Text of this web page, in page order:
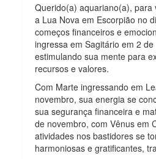
Querido(a) aquariano(a), para
a Lua Nova em Escorpião no
começos financeiros e
ingressa em Sagitário em 2
estimulando sua mente para
recursos e valores.
Com Marte ingressando em
novembro, sua energia se
sua segurança financeira e
de novembro, com Vênus em
atividades nos bastidores se
harmoniosas e gratificantes,